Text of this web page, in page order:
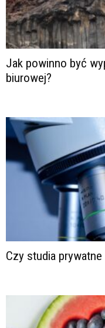
Jak powinno być
biurowej?
Czy studia